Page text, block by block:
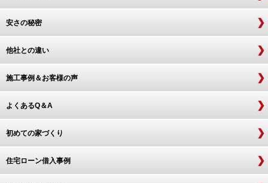
安さの秘密
他社との違い
施工事例＆お客様の声
よくあるQ＆A
初めての家づくり
住宅ローン借入事例